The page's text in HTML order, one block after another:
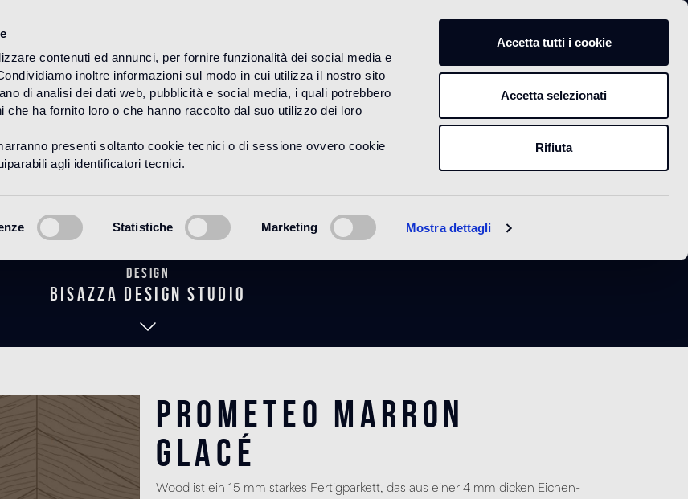
contenuti ed annunci, per fornire funzionalità dei social media e
inoltre informazioni sul modo in cui utilizza il nostro sito
di analisi dei dati web, pubblicità e social media, i quali potrebbero
che ha fornito loro o che hanno raccolto dal suo utilizzo dei loro
presenti soltanto cookie tecnici o di sessione ovvero cookie
agli identificatori tecnici.
Statistiche Marketing Mostra dettagli
Accetta tutti i cookie
Accetta selezionati
Rifiuta
HOME PRODUKTE WOOD DECORI
Marron Glacé
Design
bisazza design studio
Prometeo Marron
Glacé
Wood ist ein 15 mm starkes Fertigparkett, das aus einer 4 mm dicken Eichen-